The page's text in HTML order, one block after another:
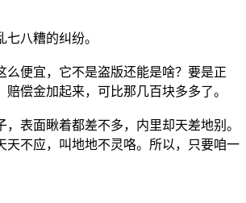
八糟的纠纷。
便宜，它不是盗版还能是啥？要是正
偿金加起来，可比那几百块多多了。
表面瞅着都差不多，内里却天差地别。
不应，叫地地不灵咯。所以，只要咱一